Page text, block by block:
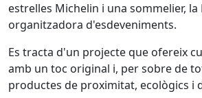
estrelles Michelin i una sommelier, la
organitzadora d'esdeveniments.
Es tracta d'un projecte que ofereix
amb un toc original i, per sobre de
productes de proximitat, ecològics i